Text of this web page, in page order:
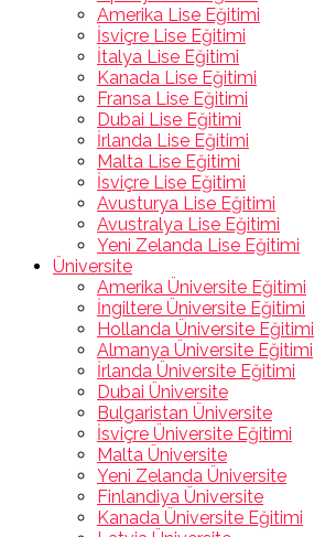
Amerika Lise Eğitimi
İsviçre Lise Eğitimi
İtalya Lise Eğitimi
Kanada Lise Eğitimi
Fransa Lise Eğitimi
Dubai Lise Eğitimi
İrlanda Lise Eğitimi
Malta Lise Eğitimi
İsviçre Lise Eğitimi
Avusturya Lise Eğitimi
Avustralya Lise Eğitimi
Yeni Zelanda Lise Eğitimi
Üniversite
Amerika Üniversite Eğitimi
İngiltere Üniversite Eğitimi
Hollanda Üniversite Eğitimi
Almanya Üniversite Eğitimi
İrlanda Üniversite Eğitimi
Dubai Üniversite
Bulgaristan Üniversite
İsviçre Üniversite Eğitimi
Malta Üniversite
Yeni Zelanda Üniversite
Finlandiya Üniversite
Kanada Üniversite Eğitimi